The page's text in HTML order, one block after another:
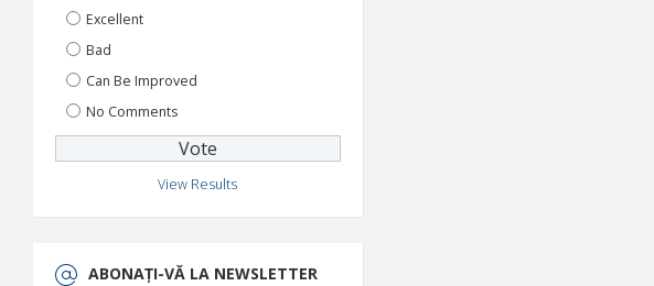
Excellent
Bad
Can Be Improved
No Comments
View Results
ABONAȚI-VĂ LA NEWSLETTER